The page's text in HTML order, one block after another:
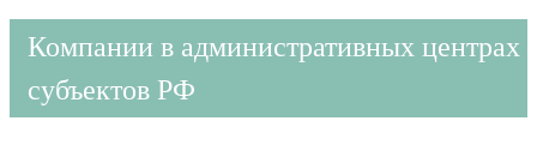
Компании в административных центрах
субъектов РФ